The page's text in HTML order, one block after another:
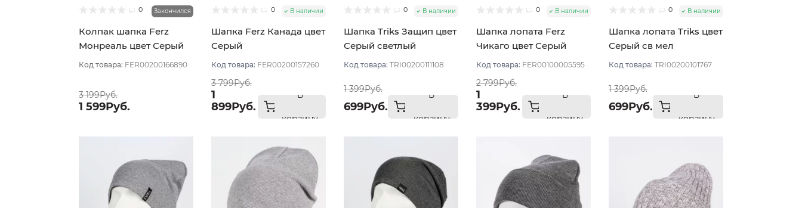
0 Закончился
Колпак шапка Ferz
Монреаль цвет Серый
светлый
Код товара: FER00200166890
3 199Руб.
1 599Руб.
0 В наличии
Шапка Ferz Канада цвет
Серый
Код товара: FER00200157260
3 799Руб.
1
899Руб.
В
корзину
0 В наличии
Шапка Triks Защип цвет
Серый светлый
Код товара: TRI00200111108
1 399Руб.
699Руб.
В
корзину
0 В наличии
Шапка лопата Ferz
Чикаго цвет Серый
Код товара: FER00100005595
2 799Руб.
1
399Руб.
В
корзину
0 В наличии
Шапка лопата Triks цвет
Серый св мел
Код товара: TRI00200101767
1 399Руб.
699Руб.
В
корзину